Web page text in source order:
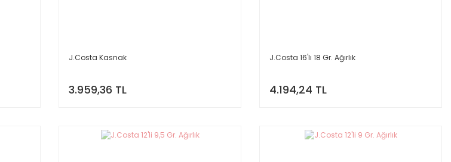
J.Costa Kasnak
3.959,36 TL
J.Costa 16'lı 18 Gr. Ağırlık
4.194,24 TL